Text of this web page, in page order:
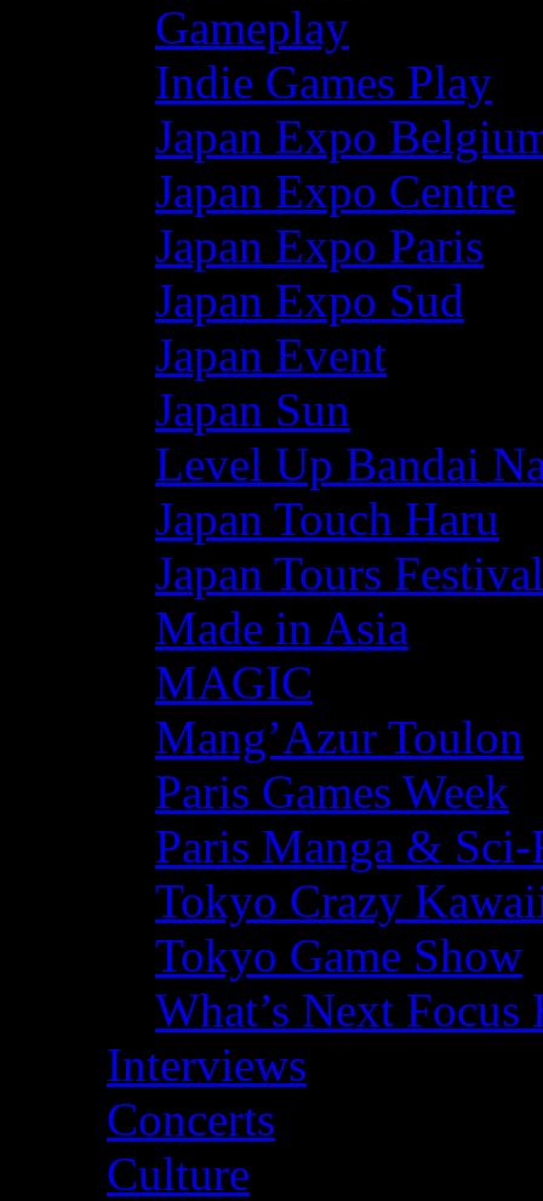
Gameplay
Indie Games Play
Japan Expo
Japan Expo Centre
Japan Expo Paris
Japan Expo Sud
Japan Event
Japan Sun
Level Up Bandai
Japan Touch Haru
Japan Tours Festival
Made in Asia
MAGIC
Mang’Azur Toulon
Paris Games Week
Paris Manga &
Tokyo Crazy
Tokyo Game Show
What’s Next
Interviews
Concerts
Culture